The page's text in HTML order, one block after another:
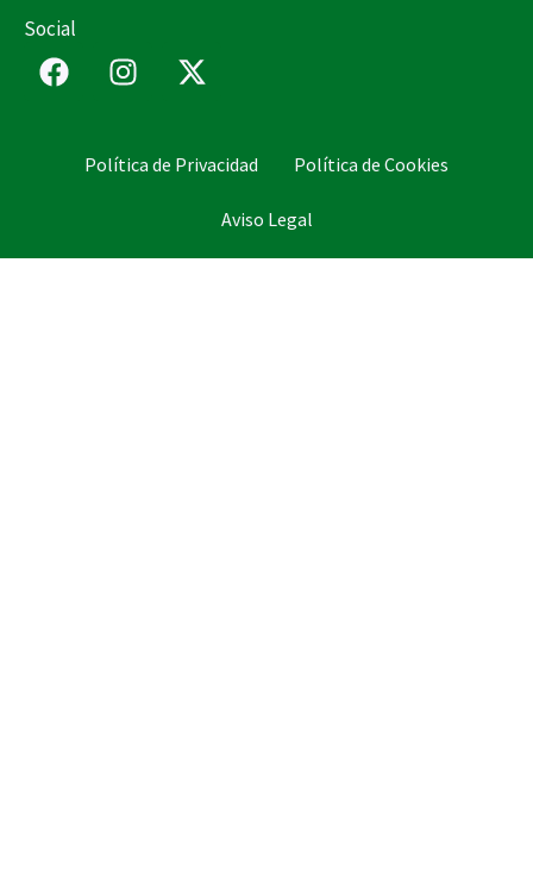
Social
F
a
k
I
n
a
a
X
-
i
e
Política de Privacidad Política de Cookies
Aviso Legal